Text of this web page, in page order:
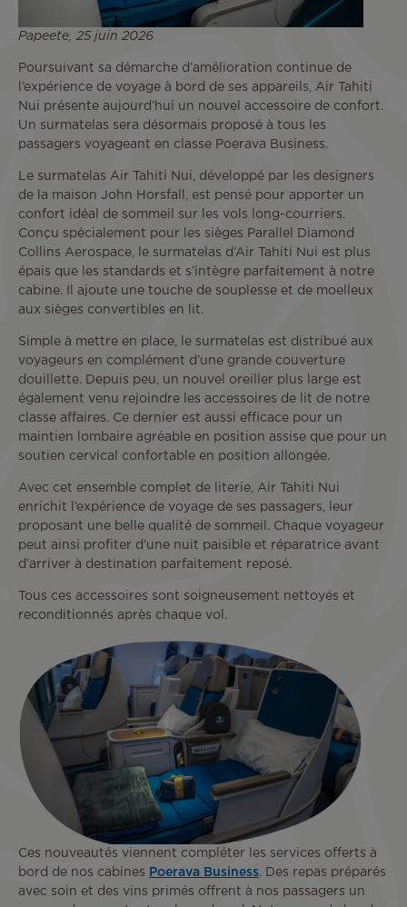
Papeete, 25 juin 2026
Poursuivant sa démarche d’amélioration continue de
l’expérience de voyage à bord de ses appareils, Air Tahiti
Nui présente aujourd’hui un nouvel accessoire de confort.
Un surmatelas sera désormais proposé à tous les
passagers voyageant en classe Poerava Business.
Le surmatelas Air Tahiti Nui, développé par les designers
de la maison John Horsfall, est pensé pour apporter un
confort idéal de sommeil sur les vols long-courriers.
Conçu spécialement pour les sièges Parallel Diamond
Collins Aerospace, le surmatelas d’Air Tahiti Nui est plus
épais que les standards et s’intègre parfaitement à notre
cabine. Il ajoute une touche de souplesse et de moelleux
aux sièges convertibles en lit.
Simple à mettre en place, le surmatelas est distribué aux
voyageurs en complément d’une grande couverture
douillette. Depuis peu, un nouvel oreiller plus large est
également venu rejoindre les accessoires de lit de notre
classe affaires. Ce dernier est aussi efficace pour un
maintien lombaire agréable en position assise que pour un
soutien cervical confortable en position allongée.
Avec cet ensemble complet de literie, Air Tahiti Nui
enrichit l’expérience de voyage de ses passagers, leur
proposant une belle qualité de sommeil. Chaque voyageur
peut ainsi profiter d’une nuit paisible et réparatrice avant
d’arriver à destination parfaitement reposé.
Tous ces accessoires sont soigneusement nettoyés et
reconditionnés après chaque vol.
Ces nouveautés viennent compléter les services offerts à
bord de nos cabines
Poerava Business. Des repas préparés
avec soin et des vins primés offrent à nos passagers un